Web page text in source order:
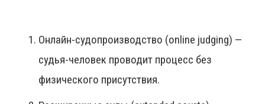
Онлайн-судопроизводство (online judging) —
судья-человек проводит процесс без
физического присутствия.